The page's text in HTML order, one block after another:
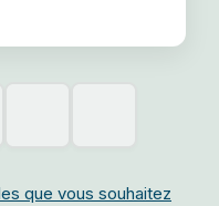
que vous souhaitez